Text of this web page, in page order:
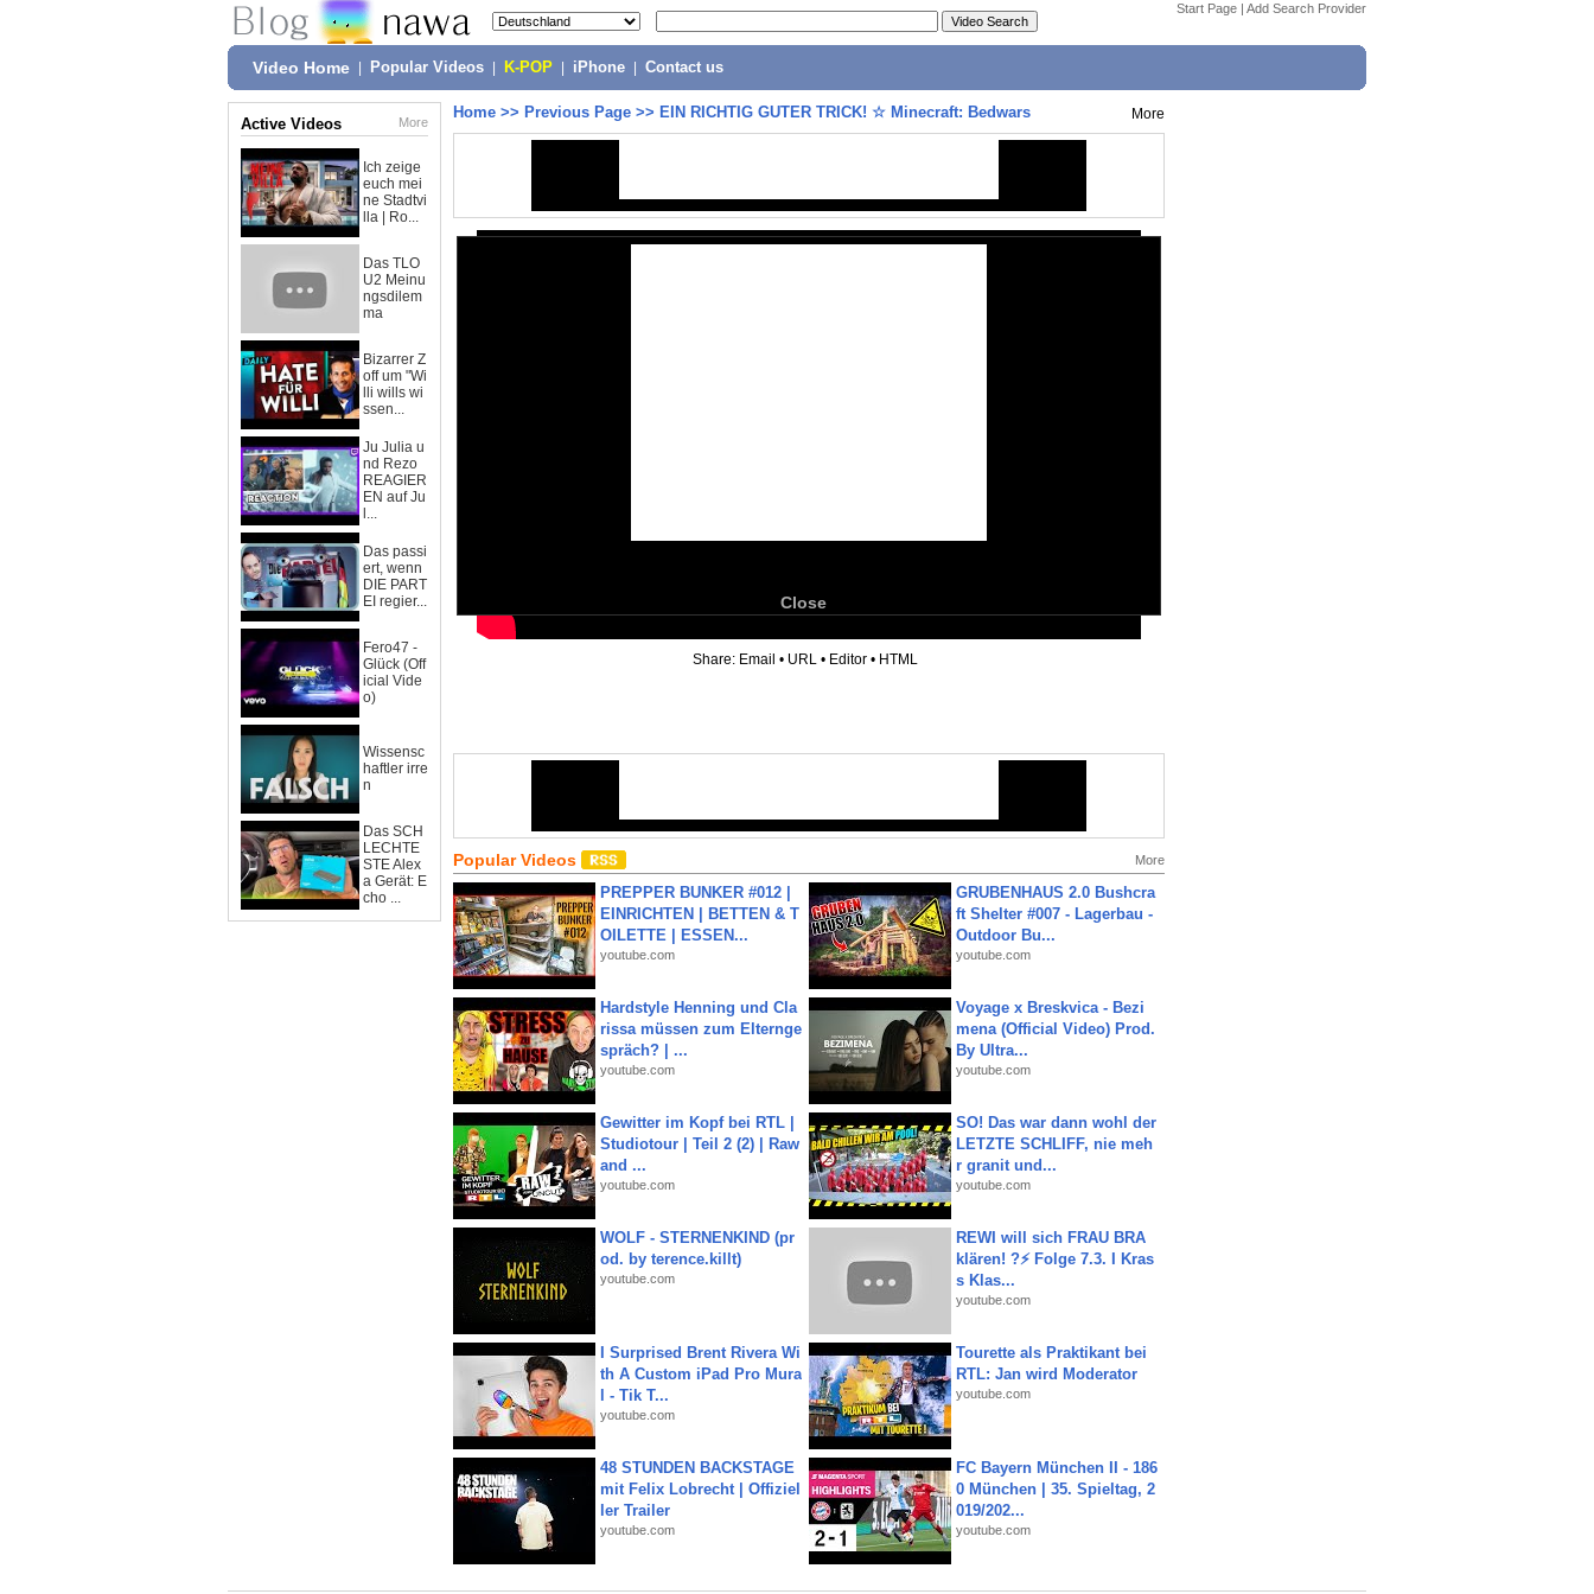
Start Page | Add Search Provider
Video Home Popular Videos K-POP iPhone Contact us
Active Videos More
Ich zeige
euch mei
ne Stadtvi
lla | Ro...
Das TLO
U2 Meinu
ngsdilem
ma
Bizarrer Z
off um "Wi
lli wills wi
ssen...
Ju Julia u
nd Rezo
REAGIER
EN auf Ju
l...
Das passi
ert, wenn
DIE PART
EI regier...
Fero47 -
Glück (Off
icial Vide
o)
Wissensc
haftler irre
n
Das SCH
LECHTE
STE Alex
a Gerät: E
cho ...
Home >> Previous Page >> EIN RICHTIG GUTER TRICK! ☆ Minecraft: Bedwars More
Close
Share: Email • URL • Editor • HTML
Popular Videos More
PREPPER BUNKER #012 |
EINRICHTEN | BETTEN & T
OILETTE | ESSEN...
youtube.com
GRUBENHAUS 2.0 Bushcra
ft Shelter #007 - Lagerbau -
Outdoor Bu...
youtube.com
Hardstyle Henning und Cla
rissa müssen zum Elternge
spräch? | ...
youtube.com
Voyage x Breskvica - Bezi
mena (Official Video) Prod.
By Ultra...
youtube.com
Gewitter im Kopf bei RTL |
Studiotour | Teil 2 (2) | Raw
and ...
youtube.com
SO! Das war dann wohl der
LETZTE SCHLIFF, nie meh
r granit und...
youtube.com
WOLF - STERNENKIND (pr
od. by terence.killt)
youtube.com
REWI will sich FRAU BRA
klären! ?⚡️ Folge 7.3. I Kras
s Klas...
youtube.com
I Surprised Brent Rivera Wi
th A Custom iPad Pro Mura
l - Tik T...
youtube.com
Tourette als Praktikant bei
RTL: Jan wird Moderator
youtube.com
48 STUNDEN BACKSTAGE
mit Felix Lobrecht | Offiziel
ler Trailer
youtube.com
FC Bayern München II - 186
0 München | 35. Spieltag, 2
019/202...
youtube.com